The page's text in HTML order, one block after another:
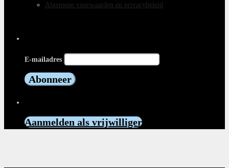
Algemene voorwaarden en privacybeleid
E-mailadres
Aanmelden als vrijwilliger